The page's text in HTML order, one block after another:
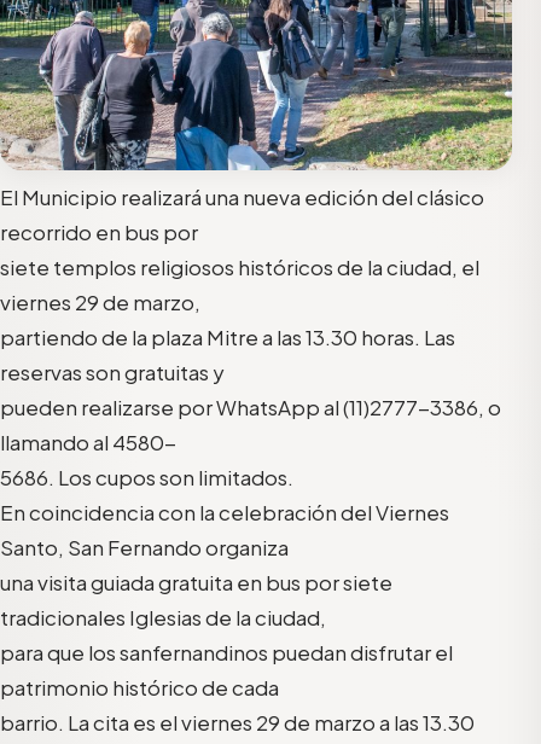
El Municipio realizará una nueva edición del clásico
recorrido en bus por
siete templos religiosos históricos de la ciudad, el
viernes 29 de marzo,
partiendo de la plaza Mitre a las 13.30 horas. Las
reservas son gratuitas y
pueden realizarse por WhatsApp al (11)2777-3386, o
llamando al 4580-
5686. Los cupos son limitados.
En coincidencia con la celebración del Viernes
Santo, San Fernando organiza
una visita guiada gratuita en bus por siete
tradicionales Iglesias de la ciudad,
para que los sanfernandinos puedan disfrutar el
patrimonio histórico de cada
barrio. La cita es el viernes 29 de marzo a las 13.30